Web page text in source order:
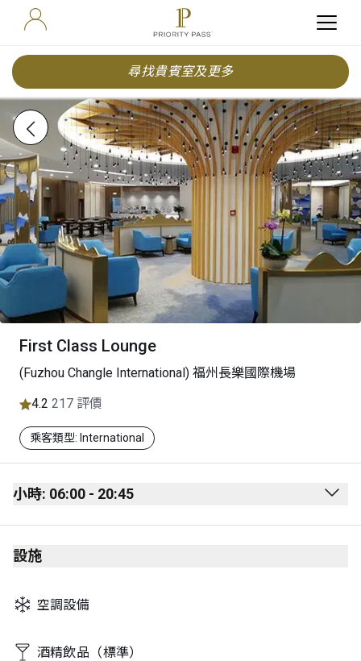
尋找貴賓室及更多
First Class Lounge
(Fuzhou Changle International) 福州長樂國際機場
4.2 217 評價
乘客類型: International
小時: 06:00 - 20:45
Monday 06:00 - 20:45
Tuesday
Thursday
Friday
設施
空調設備
酒精飲品（標準）